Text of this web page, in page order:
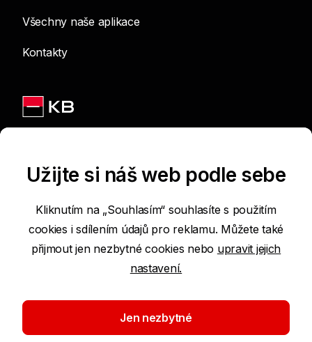
Všechny naše aplikace
Kontakty
Podmínky používání internetových stránek
Prohlášení o přístupnosti
Ochrana osobních údajů
Užijte si náš web podle sebe
Kliknutím na „Souhlasím“ souhlasíte s použitím
cookies i sdílením údajů pro reklamu. Můžete také
přijmout jen nezbytné cookies nebo upravit jejich
nastavení.
Jen nezbytné